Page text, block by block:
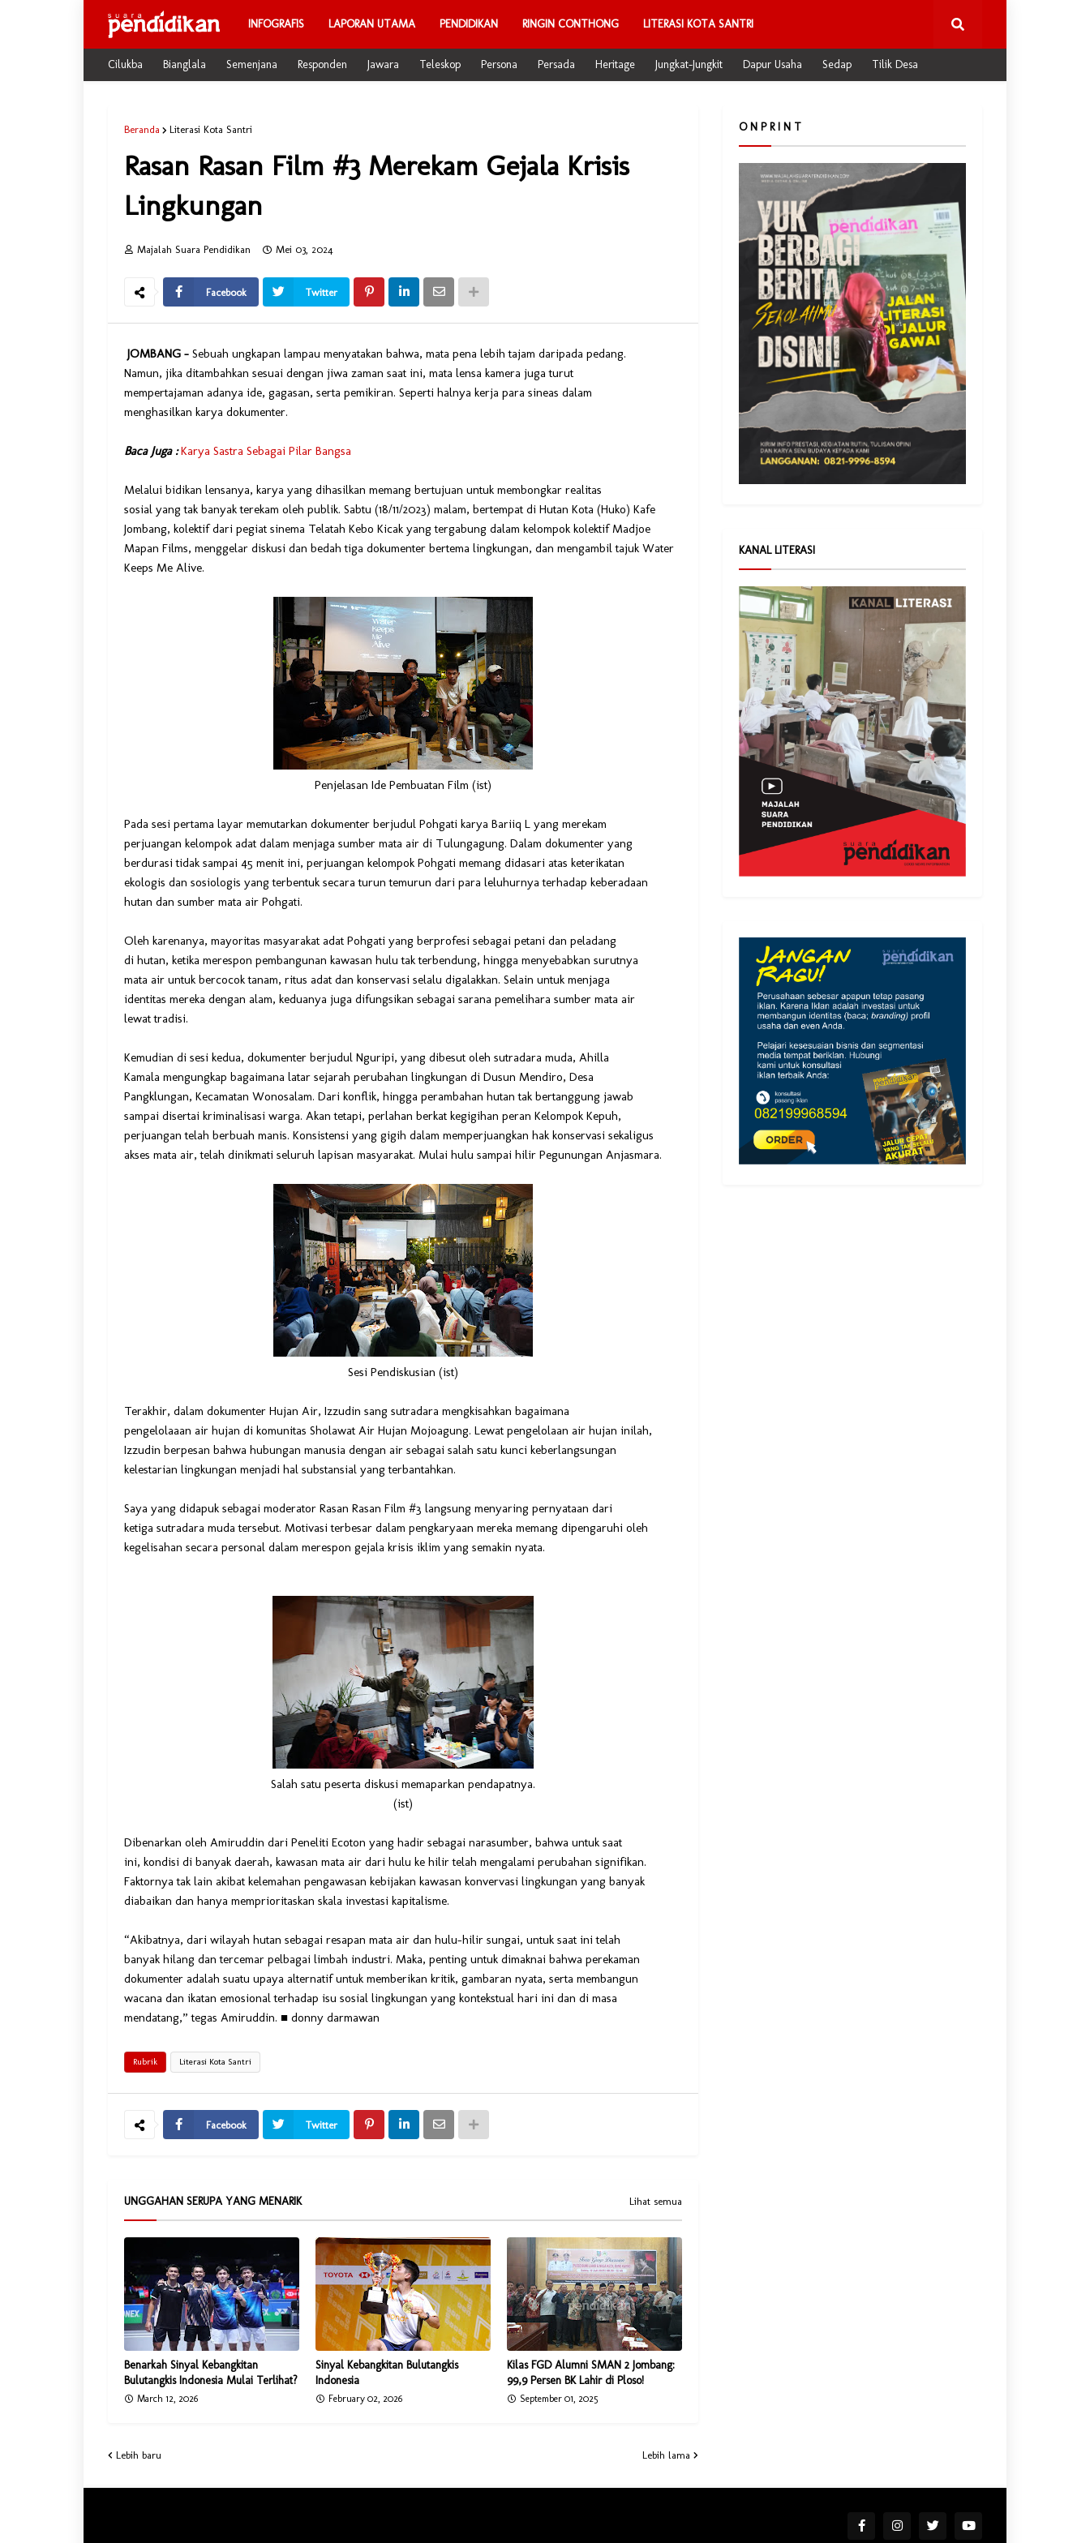
INFOGRAFIS LAPORAN UTAMA PENDIDIKAN RINGIN CONTHONG LITERASI KOTA SANTRI
Cilukba Bianglala Semenjana Responden Jawara Teleskop Persona Persada Heritage Jungkat-Jungkit Dapur Usaha Sedap Tilik Desa
Beranda Literasi Kota Santri
Rasan Rasan Film #3 Merekam Gejala Krisis
Lingkungan
Majalah Suara Pendidikan Mei 03, 2024
Facebook Twitter
JOMBANG – Sebuah ungkapan lampau menyatakan bahwa, mata pena lebih tajam daripada pedang.
Namun, jika ditambahkan sesuai dengan jiwa zaman saat ini, mata lensa kamera juga turut
mempertajaman adanya ide, gagasan, serta pemikiran. Seperti halnya kerja para sineas dalam
menghasilkan karya dokumenter.
Baca Juga :Karya Sastra Sebagai Pilar Bangsa
Melalui bidikan lensanya, karya yang dihasilkan memang bertujuan untuk membongkar realitas
sosial yang tak banyak terekam oleh publik. Sabtu (18/11/2023) malam, bertempat di Hutan Kota (Huko) Kafe
Jombang, kolektif dari pegiat sinema Telatah Kebo Kicak yang tergabung dalam kelompok kolektif Madjoe
Mapan Films, menggelar diskusi dan bedah tiga dokumenter bertema lingkungan, dan mengambil tajuk Water
Keeps Me Alive.
Penjelasan Ide Pembuatan Film (ist)
Pada sesi pertama layar memutarkan dokumenter berjudul Pohgati karya Bariiq L yang merekam
perjuangan kelompok adat dalam menjaga sumber mata air di Tulungagung. Dalam dokumenter yang
berdurasi tidak sampai 45 menit ini, perjuangan kelompok Pohgati memang didasari atas keterikatan
ekologis dan sosiologis yang terbentuk secara turun temurun dari para leluhurnya terhadap keberadaan
hutan dan sumber mata air Pohgati.
Oleh karenanya, mayoritas masyarakat adat Pohgati yang berprofesi sebagai petani dan peladang
di hutan, ketika merespon pembangunan kawasan hulu tak terbendung, hingga menyebabkan surutnya
mata air untuk bercocok tanam, ritus adat dan konservasi selalu digalakkan. Selain untuk menjaga
identitas mereka dengan alam, keduanya juga difungsikan sebagai sarana pemelihara sumber mata air
lewat tradisi.
Kemudian di sesi kedua, dokumenter berjudul Nguripi, yang dibesut oleh sutradara muda, Ahilla
Kamala mengungkap bagaimana latar sejarah perubahan lingkungan di Dusun Mendiro, Desa
Pangklungan, Kecamatan Wonosalam. Dari konflik, hingga perambahan hutan tak bertanggung jawab
sampai disertai kriminalisasi warga. Akan tetapi, perlahan berkat kegigihan peran Kelompok Kepuh,
perjuangan telah berbuah manis. Konsistensi yang gigih dalam memperjuangkan hak konservasi sekaligus
akses mata air, telah dinikmati seluruh lapisan masyarakat. Mulai hulu sampai hilir Pegunungan Anjasmara.
Sesi Pendiskusian (ist)
Terakhir, dalam dokumenter Hujan Air, Izzudin sang sutradara mengkisahkan bagaimana
pengelolaaan air hujan di komunitas Sholawat Air Hujan Mojoagung. Lewat pengelolaan air hujan inilah,
Izzudin berpesan bahwa hubungan manusia dengan air sebagai salah satu kunci keberlangsungan
kelestarian lingkungan menjadi hal substansial yang terbantahkan.
Saya yang didapuk sebagai moderator Rasan Rasan Film #3 langsung menyaring pernyataan dari
ketiga sutradara muda tersebut. Motivasi terbesar dalam pengkaryaan mereka memang dipengaruhi oleh
kegelisahan secara personal dalam merespon gejala krisis iklim yang semakin nyata.
Salah satu peserta diskusi memaparkan pendapatnya.
(ist)
Dibenarkan oleh Amiruddin dari Peneliti Ecoton yang hadir sebagai narasumber, bahwa untuk saat
ini, kondisi di banyak daerah, kawasan mata air dari hulu ke hilir telah mengalami perubahan signifikan.
Faktornya tak lain akibat kelemahan pengawasan kebijakan kawasan konvervasi lingkungan yang banyak
diabaikan dan hanya memprioritaskan skala investasi kapitalisme.
“Akibatnya, dari wilayah hutan sebagai resapan mata air dan hulu-hilir sungai, untuk saat ini telah
banyak hilang dan tercemar pelbagai limbah industri. Maka, penting untuk dimaknai bahwa perekaman
dokumenter adalah suatu upaya alternatif untuk memberikan kritik, gambaran nyata, serta membangun
wacana dan ikatan emosional terhadap isu sosial lingkungan yang kontekstual hari ini dan di masa
mendatang,” tegas Amiruddin. ■ donny darmawan
Rubrik Literasi Kota Santri
Facebook Twitter
UNGGAHAN SERUPA YANG MENARIK Lihat semua
Benarkah Sinyal Kebangkitan
Bulutangkis Indonesia Mulai Terlihat?
March 12, 2026
Sinyal Kebangkitan Bulutangkis
Indonesia
February 02, 2026
Kilas FGD Alumni SMAN 2 Jombang:
99,9 Persen BK Lahir di Ploso!
September 01, 2025
Lebih baru Lebih lama
O N P R I N T
KANAL LITERASI